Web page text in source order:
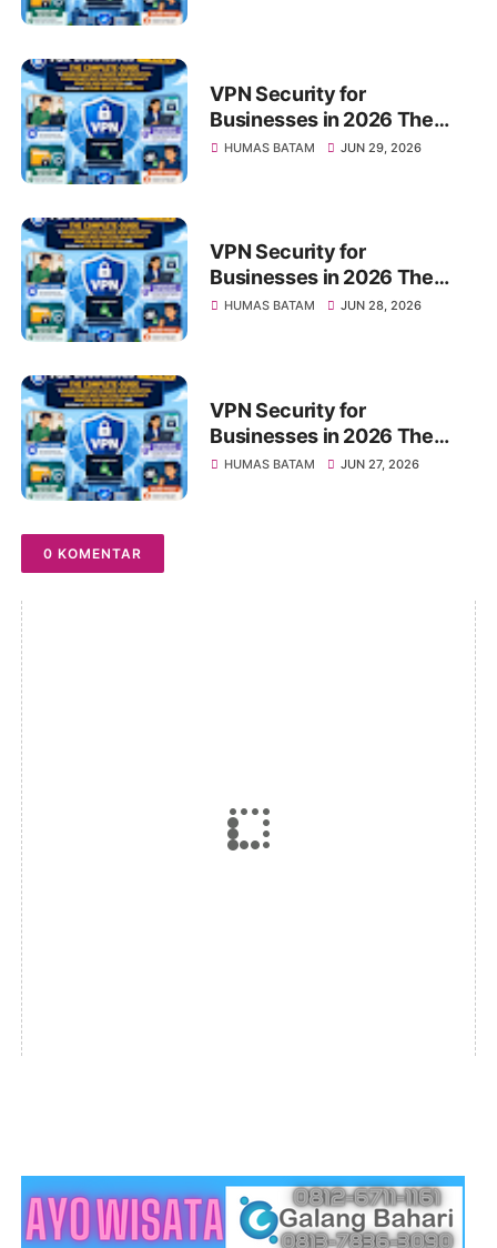
Privacy, Sensitive Data
Protection, and Building a
Future-Ready VPN Strategy
VPN Security for
Businesses in 2026 The
Complete Guide to Secure
Privacy, Sensitive Data
Protection, and Building a
Future-Ready VPN Strategy
HUMAS BATAM JUN 29, 2026
VPN Security for
Businesses in 2026 The
Complete Guide to Secure
Privacy, Sensitive Data
Protection, and Building a
Future-Ready VPN Strategy
HUMAS BATAM JUN 28, 2026
VPN Security for
Businesses in 2026 The
Complete Guide to Secure
HUMAS BATAM JUN 27, 2026
0 KOMENTAR